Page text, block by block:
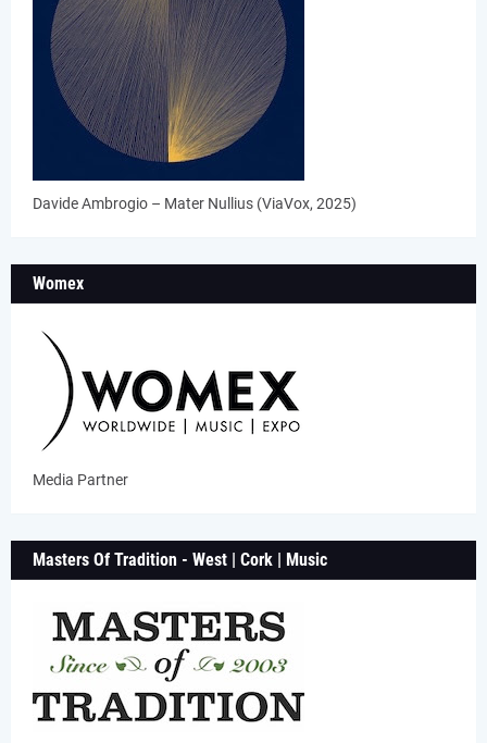
Davide Ambrogio – Mater Nullius (ViaVox, 2025)
Womex
Media Partner
Masters Of Tradition - West | Cork | Music